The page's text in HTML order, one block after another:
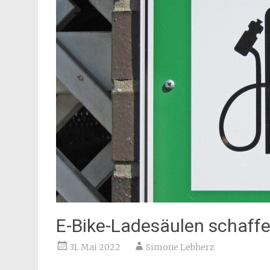
E-Bike-Ladesäulen
31. Mai 2022 Simone Lebherz